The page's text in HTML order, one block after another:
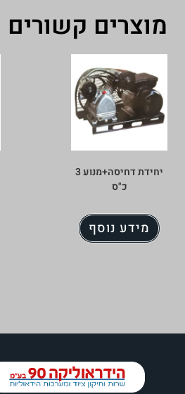
מוצרים קשורים
יחידת דחיסה+מנוע 3
כ"ס
מידע נוסף